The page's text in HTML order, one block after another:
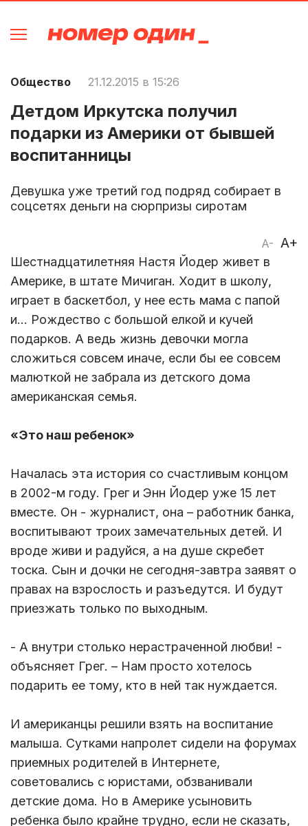
Общество 21.12.2015 в 15:26
Детдом Иркутска получил
подарки из Америки от бывшей
воспитанницы
Девушка уже третий год подряд собирает в
соцсетях деньги на сюрпризы сиротам
A- A+
Шестнадцатилетняя Настя Йодер живет в
Америке, в штате Мичиган. Ходит в школу,
играет в баскетбол, у нее есть мама с папой
и… Рождество с большой елкой и кучей
подарков. А ведь жизнь девочки могла
сложиться совсем иначе, если бы ее совсем
малюткой не забрала из детского дома
американская семья.
«Это наш ребенок»
Началась эта история со счастливым концом
в 2002-м году. Грег и Энн Йодер уже 15 лет
вместе. Он - журналист, она – работник банка,
воспитывают троих замечательных детей. И
вроде живи и радуйся, а на душе скребет
тоска. Сын и дочки не сегодня-завтра заявят о
правах на взрослость и разъедутся. И будут
приезжать только по выходным.
- А внутри столько нерастраченной любви! -
объясняет Грег. – Нам просто хотелось
подарить ее тому, кто в ней так нуждается.
И американцы решили взять на воспитание
малыша. Сутками напролет сидели на форумах
приемных родителей в Интернете,
советовались с юристами, обзванивали
детские дома. Но в Америке усыновить
ребенка было крайне трудно, если не сказать,